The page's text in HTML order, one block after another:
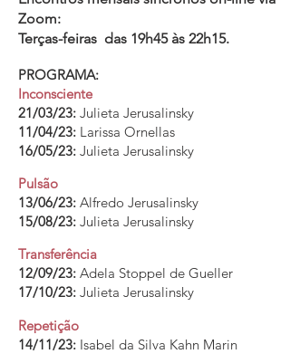
Zoom:
Terças-feiras das 19h45 às 22h15.
PROGRAMA:
Inconsciente
21/03/23: Julieta Jerusalinsky
11/04/23: Larissa Ornellas
16/05/23: Julieta Jerusalinsky
Pulsão
13/06/23: Alfredo Jerusalinsky
15/08/23: Julieta Jerusalinsky
Transferência
12/09/23: Adela Stoppel de Gueller
17/10/23: Julieta Jerusalinsky
Repetição
14/11/23: Isabel da Silva Kahn Marin